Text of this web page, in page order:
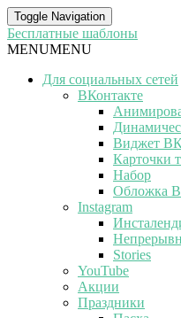
Toggle Navigation
Бесплатные шаблоны
MENUMENU
Для социальных сетей
ВКонтакте
Виджет
Карточки
Набор
Обложка
Instagram
Stories
YouTube
Акции
Праздники